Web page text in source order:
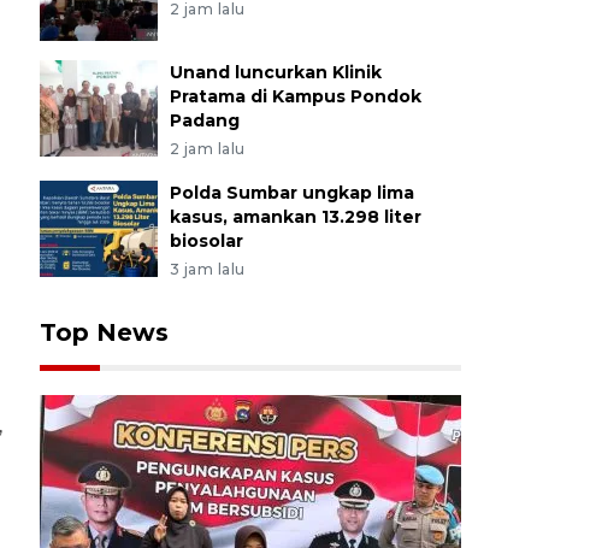
2 jam lalu
Unand luncurkan Klinik
Pratama di Kampus Pondok
Padang
2 jam lalu
Polda Sumbar ungkap lima
kasus, amankan 13.298 liter
biosolar
3 jam lalu
Top News